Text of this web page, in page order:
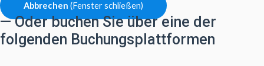
Abbrechen (Fenster schließen)
— Oder buchen Sie über eine der
folgenden Buchungsplattformen